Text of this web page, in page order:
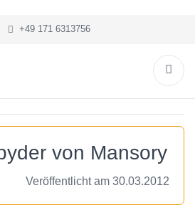
+49 171 6313756
von Mansory
Veröffentlicht am 30.03.2012